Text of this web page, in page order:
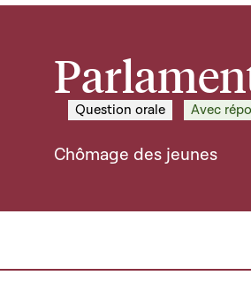
Question orale Avec
Chômage des jeunes